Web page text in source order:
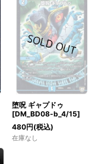
堕呪 ギャプドゥ
[DM_BD08-b_4/15]
480円(税込)
在庫なし